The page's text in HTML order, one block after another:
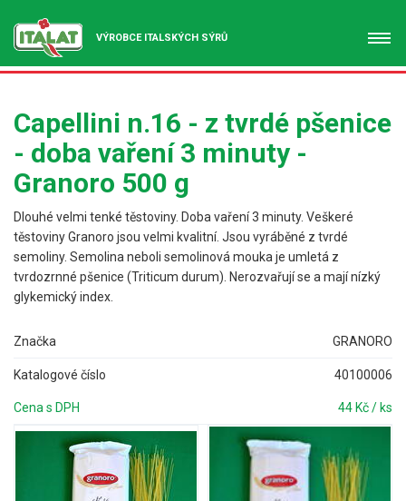
VÝROBCE ITALSKÝCH SÝRŮ
Capellini n.16 - z tvrdé pšenice
- doba vaření 3 minuty -
Granoro 500 g
Dlouhé velmi tenké těstoviny. Doba vaření 3 minuty. Veškeré
těstoviny Granoro jsou velmi kvalitní. Jsou vyráběné z tvrdé
semoliny. Semolina neboli semolinová mouka je umletá z
tvrdozrnné pšenice (Triticum durum). Nerozvařují se a mají nízký
glykemický index.
Značka GRANORO
Katalogové číslo 40100006
Cena s DPH 44 Kč / ks